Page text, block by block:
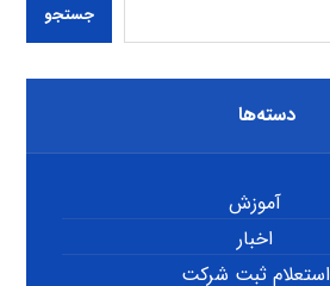
جستجو
دسته‌ها
آموزش
اخبار
استعلام ثبت شرکت